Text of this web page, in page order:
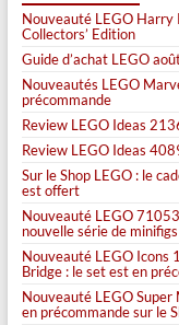
Nouveauté LEGO
Collectors’ Edition
Guide d’achat LEGO
Nouveautés LEGO
précommande
Review LEGO Ideas
Review LEGO Ideas
Sur le Shop LEGO : le
est offert
Nouveauté LEGO
nouvelle série de
Nouveauté LEGO Icons
Bridge : le set est en
Nouveauté LEGO
en précommande sur le